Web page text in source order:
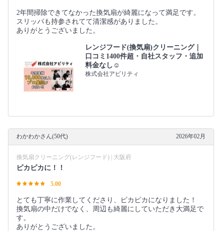
2年間掃除できてなかった換気扇が綺麗になって満足です。
スリッパも持参されてて清潔感がありました。
ありがとうございました。
レンジフード(換気扇)クリーニング｜
口コミ1400件超・自社スタッフ・追加
料金なし☺️
株式会社アビリティ
わかわかさん(50代) 2026年02月
換気扇クリーニング(レンジフード) | 大阪府
ピカピカに！！
5.00
とても丁寧に作業してくださり、ピカピカになりました！
換気扇の中だけでなく、周辺も綺麗にしていただき大満足で
す。
ありがとうございました。